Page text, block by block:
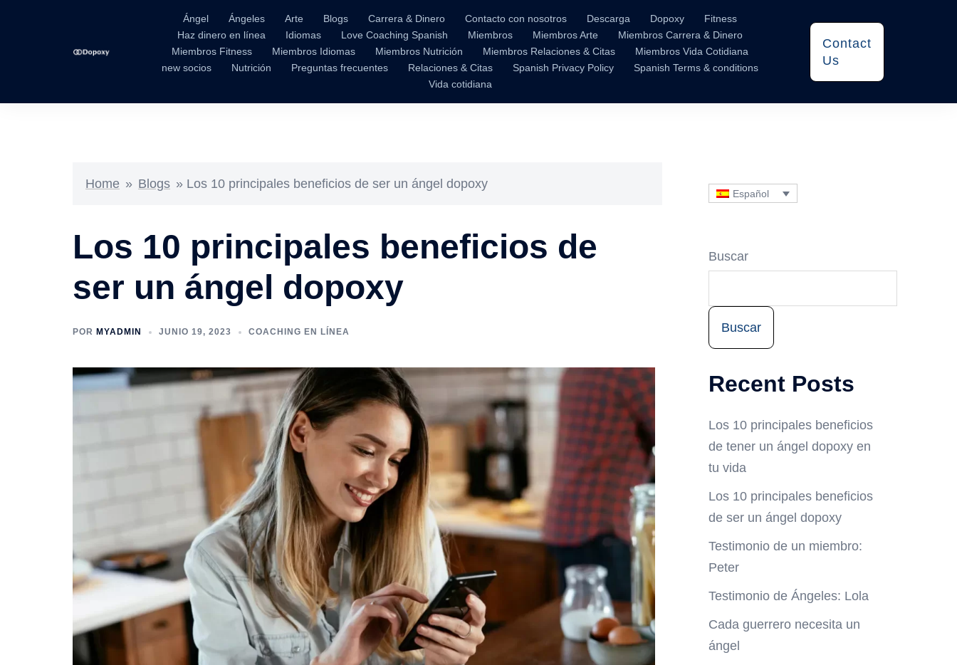
Ángel Ángeles Arte Blogs Carrera & Dinero Contacto con nosotros Descarga Dopoxy
Fitness
Haz dinero en línea
Idiomas Love Coaching Spanish Miembros Miembros Arte
Miembros Carrera & Dinero
Miembros Fitness
Miembros Idiomas Miembros Nutrición Miembros Relaciones & Citas
Miembros Vida Cotidiana
new socios
Nutrición Preguntas frecuentes Relaciones & Citas Spanish Privacy Policy
Spanish Terms & conditions
Vida cotidiana
Contact
Us
Home » Blogs » Los 10 principales beneficios de ser un ángel dopoxy
Los 10 principales beneficios de
ser un ángel dopoxy
POR MYADMIN JUNIO 19, 2023 COACHING EN LÍNEA
Español
Buscar
Buscar
Recent Posts
Los 10 principales beneficios
de tener un ángel dopoxy en
tu vida
Los 10 principales beneficios
de ser un ángel dopoxy
Testimonio de un miembro:
Peter
Testimonio de Ángeles: Lola
Cada guerrero necesita un
ángel